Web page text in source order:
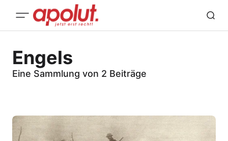
Engels
Eine Sammlung von 2 Beiträge